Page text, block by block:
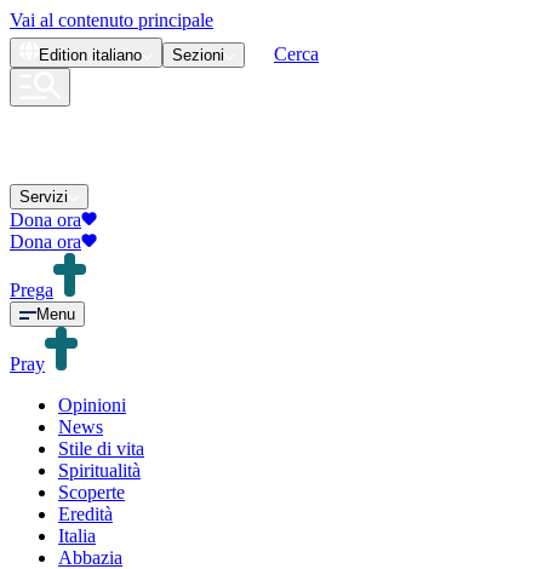
Vai al contenuto principale
Edition italiano Sezioni Cerca
Servizi
Dona ora
Dona ora
Prega
Menu
Pray
Opinioni
News
Stile di vita
Spiritualità
Scoperte
Eredità
Italia
Abbazia